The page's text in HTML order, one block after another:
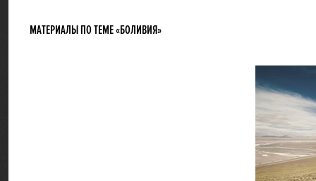
МАТЕРИАЛЫ ПО ТЕМЕ «БОЛИВИЯ»